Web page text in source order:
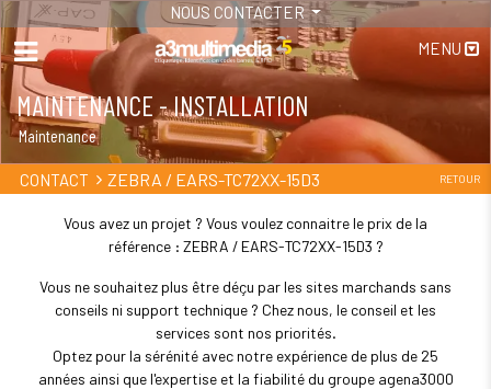
NOUS CONTACTER
MENU
MAINTENANCE - INSTALLATION
Maintenance
CONTACT ZEBRA / EARS-TC72XX-15D3 RETOUR
Vous avez un projet ? Vous voulez connaitre le prix de la
référence : ZEBRA / EARS-TC72XX-15D3 ?
Vous ne souhaitez plus être déçu par les sites marchands sans
conseils ni support technique ? Chez nous, le conseil et les
services sont nos priorités.
Optez pour la sérénité avec notre expérience de plus de 25
années ainsi que l'expertise et la fiabilité du groupe agena3000